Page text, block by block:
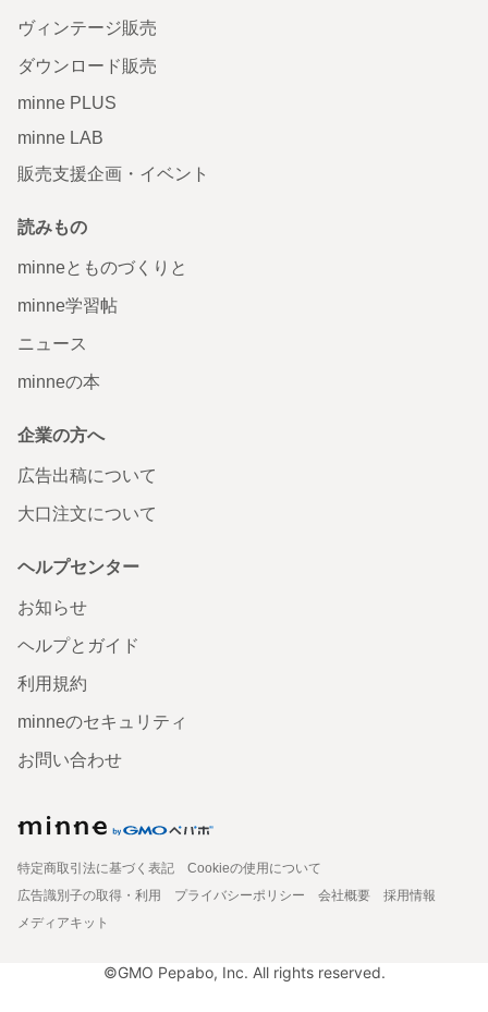
ヴィンテージ販売
ダウンロード販売
minne PLUS
minne LAB
販売支援企画・イベント
読みもの
minneとものづくりと
minne学習帖
ニュース
minneの本
企業の方へ
広告出稿について
大口注文について
ヘルプセンター
お知らせ
ヘルプとガイド
利用規約
minneのセキュリティ
お問い合わせ
特定商取引法に基づく表記
Cookieの使用について
広告識別子の取得・利用
プライバシーポリシー 会社概要
採用情報
メディアキット
©GMO Pepabo, Inc. All rights reserved.